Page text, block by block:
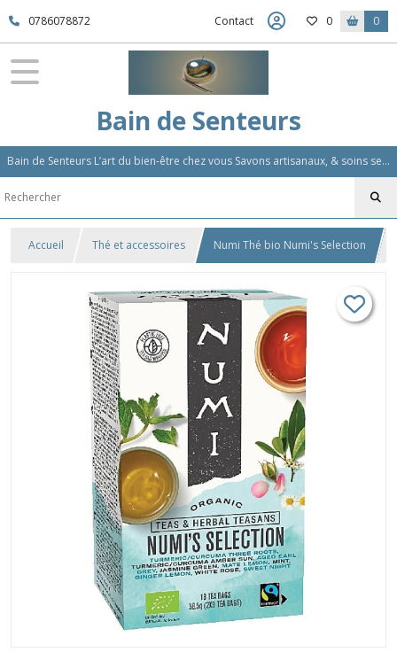
0786078872 Contact 0 0
Bain de Senteurs
Bain de Senteurs L’art du bien-être chez vous Savons artisanaux, & soins sensoriels, Aromathérapie et Parfums d'Ambiance,Soin Des Cheveux
Accueil Thé et accessoires Numi Thé bio Numi's Selection